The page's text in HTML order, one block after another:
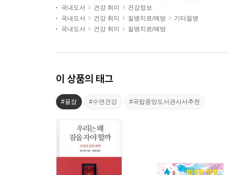
국내도서
건강 취미
건강정보
국내도서
건강 취미 질병치료/예방
기타질병
국내도서
건강 취미 질병치료/예방
이 상품의 태그
#꿀잠 #수면건강 #국립중앙도서관사서추천